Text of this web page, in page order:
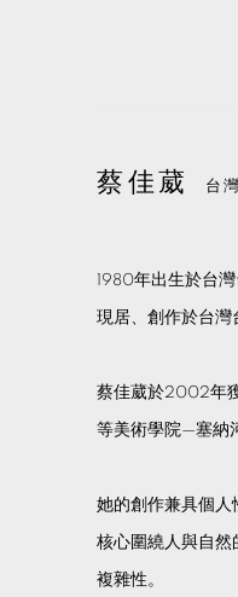
蔡佳葳 台
1980年出生於台
現居、創作於台灣
蔡佳葳於2002年
等美術學院—塞納
她的創作兼具個人
核心圍繞人與自然
複雜性。